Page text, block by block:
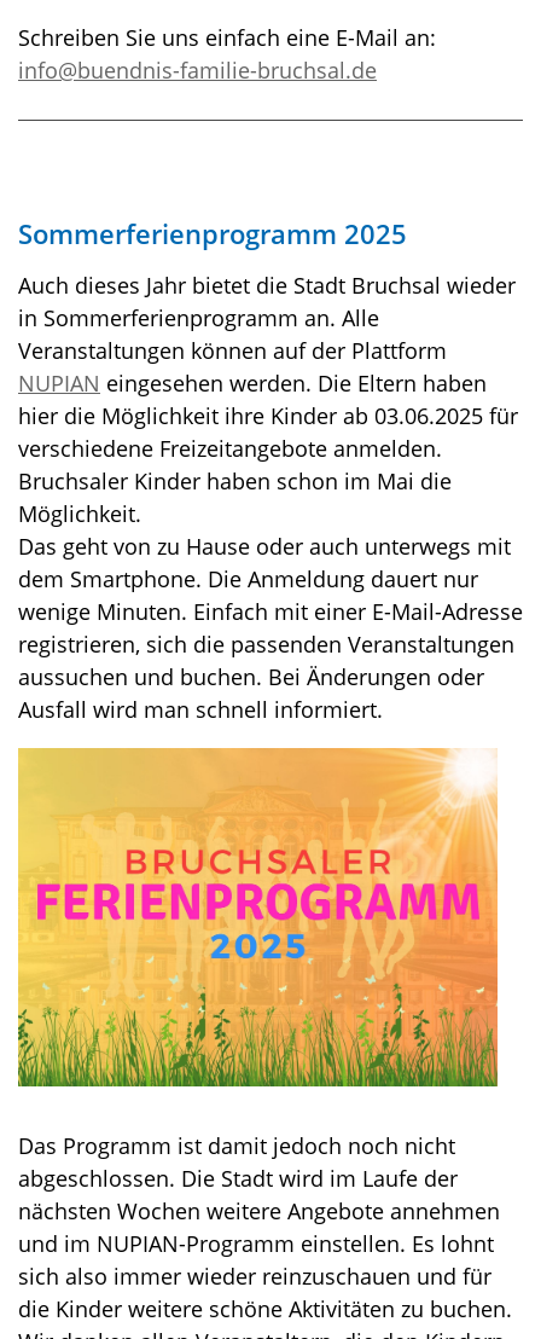
Schreiben Sie uns einfach eine E-Mail an:
info@buendnis-familie-bruchsal.de
Sommerferienprogramm 2025
Auch dieses Jahr bietet die Stadt Bruchsal wieder
in Sommerferienprogramm an. Alle
Veranstaltungen können auf der Plattform
NUPIAN eingesehen werden. Die Eltern haben
hier die Möglichkeit ihre Kinder ab 03.06.2025 für
verschiedene Freizeitangebote anmelden.
Bruchsaler Kinder haben schon im Mai die
Möglichkeit.
Das geht von zu Hause oder auch unterwegs mit
dem Smartphone. Die Anmeldung dauert nur
wenige Minuten. Einfach mit einer E-Mail-Adresse
registrieren, sich die passenden Veranstaltungen
aussuchen und buchen. Bei Änderungen oder
Ausfall wird man schnell informiert.
Das Programm ist damit jedoch noch nicht
abgeschlossen. Die Stadt wird im Laufe der
nächsten Wochen weitere Angebote annehmen
und im NUPIAN-Programm einstellen. Es lohnt
sich also immer wieder reinzuschauen und für
die Kinder weitere schöne Aktivitäten zu buchen.